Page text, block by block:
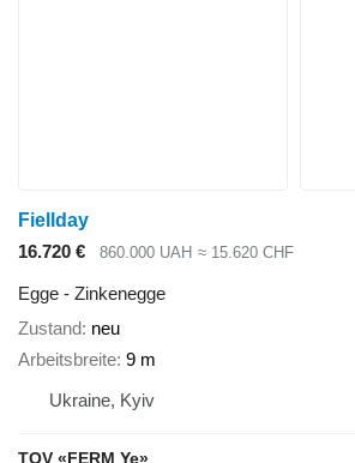
Fiellday
16.720 €
860.000 UAH ≈ 15.620 CHF
Egge - Zinkenegge
Zustand neu
Arbeitsbreite 9 m
Ukraine, Kyiv
TOV «FERM Ye»